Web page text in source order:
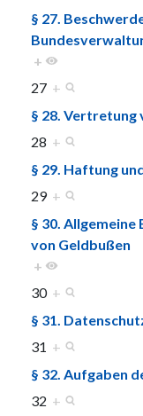
§ 27.
+
27 +
§ 28.
28 +
§ 29. Haftung
29 +
§ 30.
von Geldbußen
+
30 +
§ 31.
31 +
§ 32. Aufgaben
32 +